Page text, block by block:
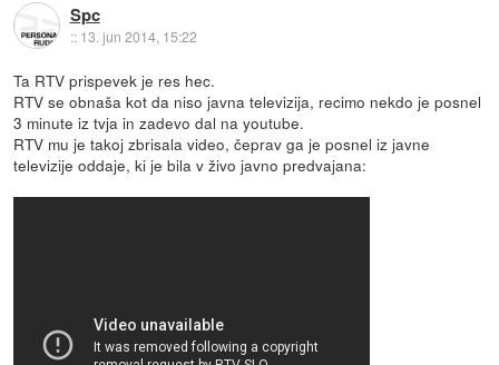
Spc
:: 13. jun 2014, 15:22
Ta RTV prispevek je res hec.
RTV se obnaša kot da niso javna televizija, recimo nekdo je posnel
3 minute iz tvja in zadevo dal na youtube.
RTV mu je takoj zbrisala video, čeprav ga je posnel iz javne
televizije oddaje, ki je bila v živo javno predvajana: